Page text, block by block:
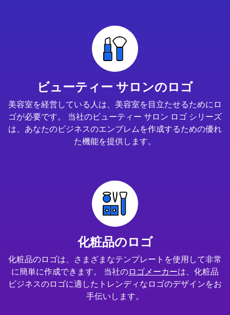
ビューティー サロンのロゴ
美容室を経営している人は、美容室を目立たせるためにロ
ゴが必要です。 当社のビューティー サロン ロゴ シリーズ
は、あなたのビジネスのエンブレムを作成するための優れ
た機能を提供します。
化粧品のロゴ
化粧品のロゴは、さまざまなテンプレートを使用して非常
に簡単に作成できます。 当社のロゴメーカーは、化粧品
ビジネスのロゴに適したトレンディなロゴのデザインをお
手伝いします。